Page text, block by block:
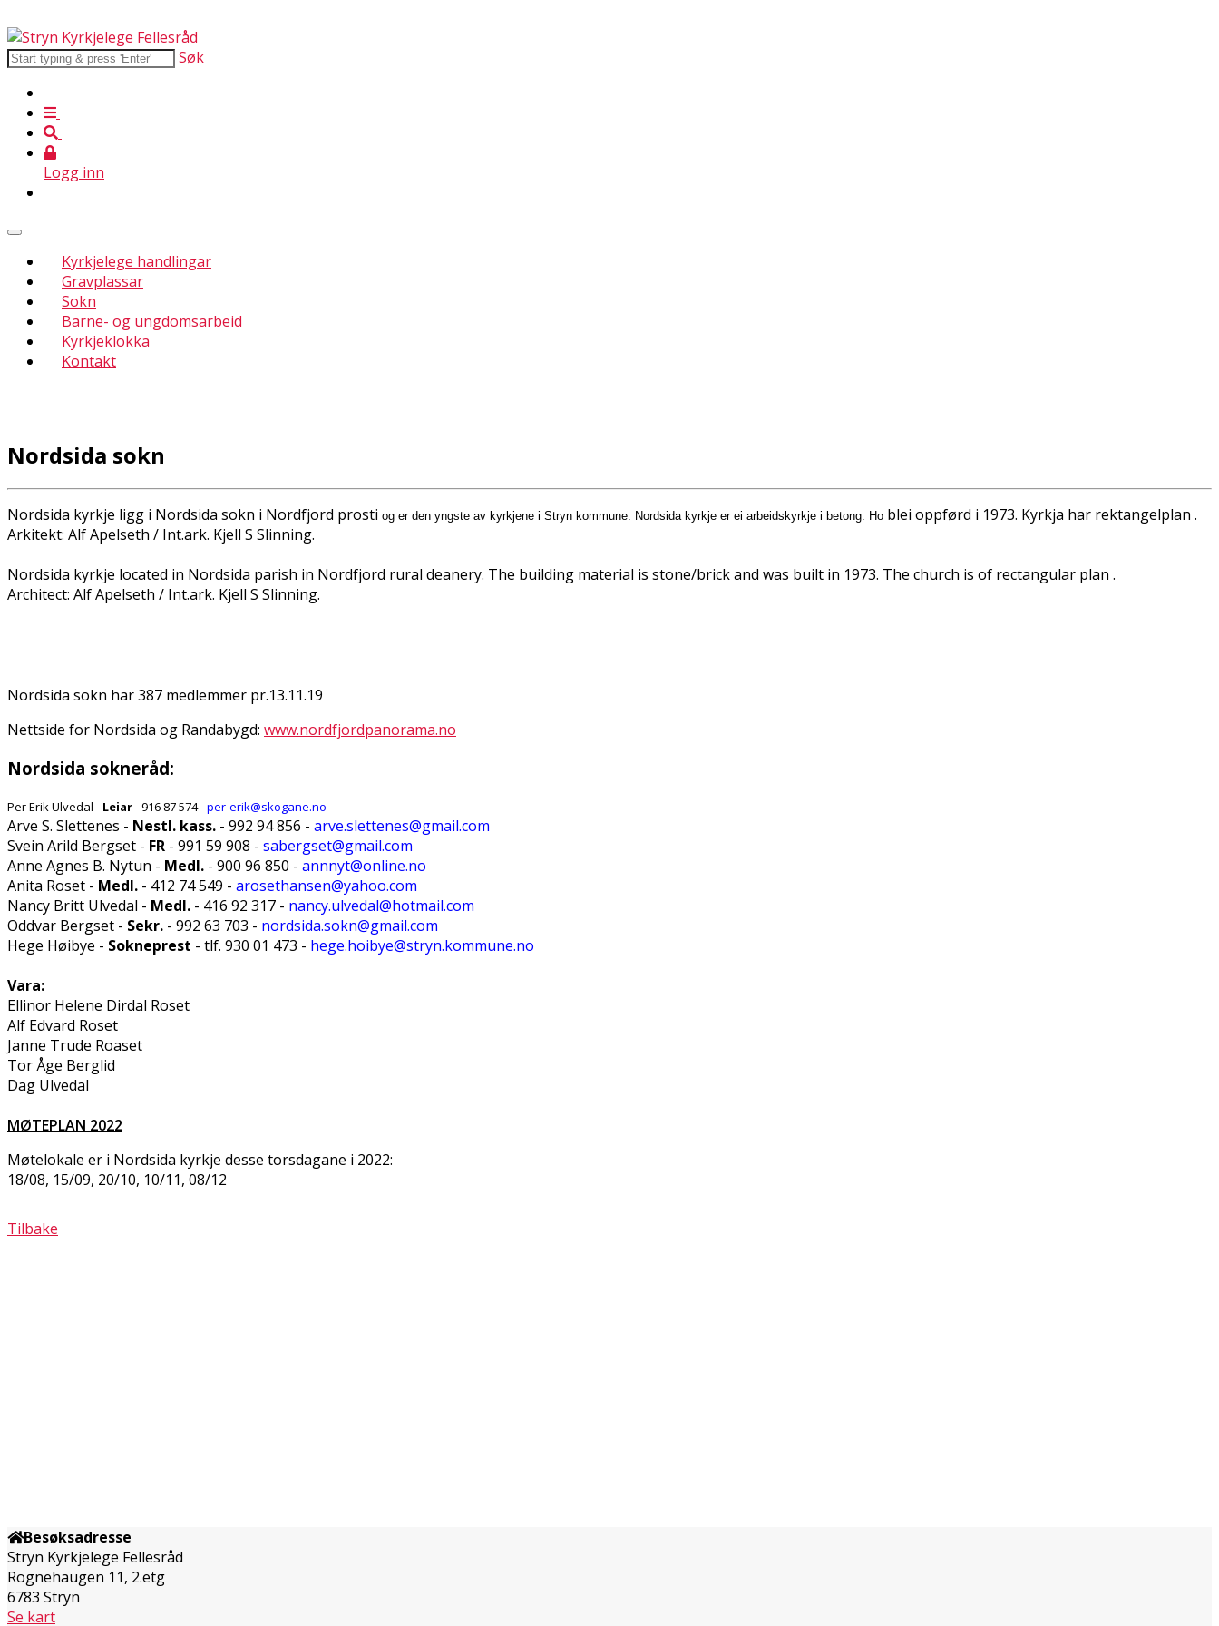
Søk
Logg inn
Kyrkjelege handlingar
Gravplassar
Sokn
Barne- og ungdomsarbeid
Kyrkjeklokka
Kontakt
Nordsida sokn
Nordsida kyrkje ligg i Nordsida sokn i Nordfjord prosti og er den yngste av kyrkjene i Stryn kommune. Nordsida kyrkje er ei arbeidskyrkje i betong. Ho blei oppførd i 1973. Kyrkja har rektangelplan .
Arkitekt: Alf Apelseth / Int.ark. Kjell S Slinning.
Nordsida kyrkje located in Nordsida parish in Nordfjord rural deanery. The building material is stone/brick and was built in 1973. The church is of rectangular plan .
Architect: Alf Apelseth / Int.ark. Kjell S Slinning.
Nordsida sokn har 387 medlemmer pr.13.11.19
Nettside for Nordsida og Randabygd: www.nordfjordpanorama.no
Nordsida sokneråd:
Per Erik Ulvedal - Leiar- 916 87 574 -per-erik@skogane.no
Arve S. Slettenes - Nestl. kass. - 992 94 856 - arve.slettenes@gmail.com
Svein Arild Bergset - FR - 991 59 908 - sabergset@gmail.com
Anne Agnes B. Nytun - Medl. - 900 96 850 - annnyt@online.no
Anita Roset - Medl. - 412 74 549 - arosethansen@yahoo.com
Nancy Britt Ulvedal - Medl. - 416 92 317 - nancy.ulvedal@hotmail.com
Oddvar Bergset - Sekr. - 992 63 703 - nordsida.sokn@gmail.com
Hege Høibye - Sokneprest - tlf. 930 01 473 - hege.hoibye@stryn.kommune.no
Vara:
Ellinor Helene Dirdal Roset
Alf Edvard Roset
Janne Trude Roaset
Tor Åge Berglid
Dag Ulvedal
MØTEPLAN 2022
Møtelokale er i Nordsida kyrkje desse torsdagane i 2022:
18/08, 15/09, 20/10, 10/11, 08/12
Tilbake
Besøksadresse
Stryn Kyrkjelege Fellesråd
Rognehaugen 11, 2.etg
6783 Stryn
Se kart